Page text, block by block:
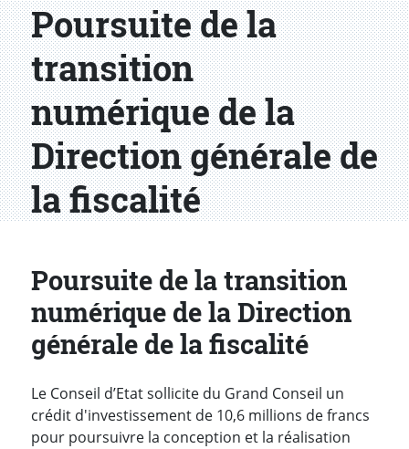
Poursuite de la
transition
numérique de la
Direction générale de
la fiscalité
Poursuite de la transition
numérique de la Direction
générale de la fiscalité
Le Conseil d’Etat sollicite du Grand Conseil un
crédit d'investissement de 10,6 millions de francs
pour poursuivre la conception et la réalisation